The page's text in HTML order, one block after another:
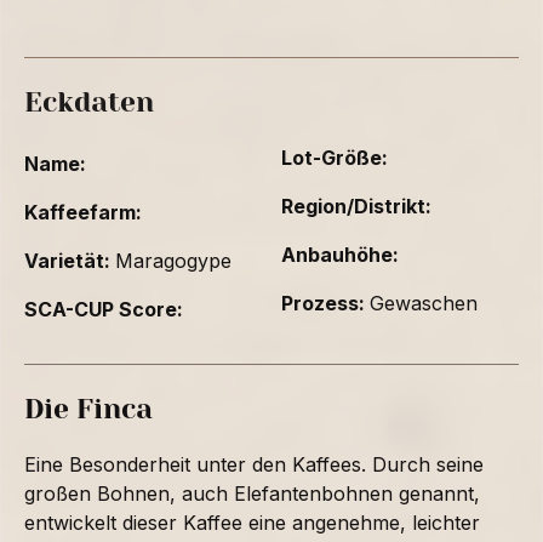
Eckdaten
Name:
Kaffeefarm:
Varietät: Maragogype
SCA-CUP Score:
Lot-Größe:
Region/Distrikt:
Anbauhöhe:
Prozess: Gewaschen
Die Finca
Eine Besonderheit unter den Kaffees. Durch seine
großen Bohnen, auch Elefantenbohnen genannt,
entwickelt dieser Kaffee eine angenehme, leichter